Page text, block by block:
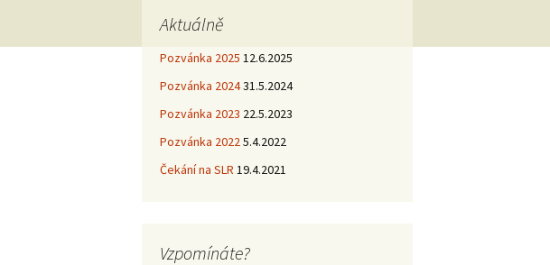
Aktuálně
Pozvánka 2025 12.6.2025
Pozvánka 202431.5.2024
Pozvánka 2023 22.5.2023
Pozvánka 20225.4.2022
Čekání na SLR 19.4.2021
Vzpomínáte?